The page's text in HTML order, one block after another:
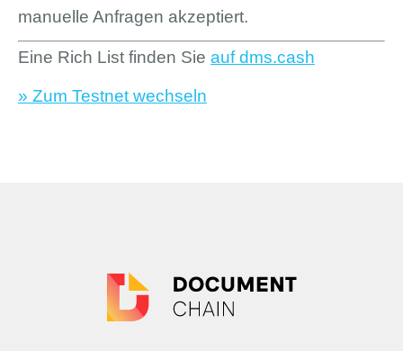
manuelle Anfragen akzeptiert.
Eine Rich List finden Sie auf dms.cash
» Zum Testnet wechseln